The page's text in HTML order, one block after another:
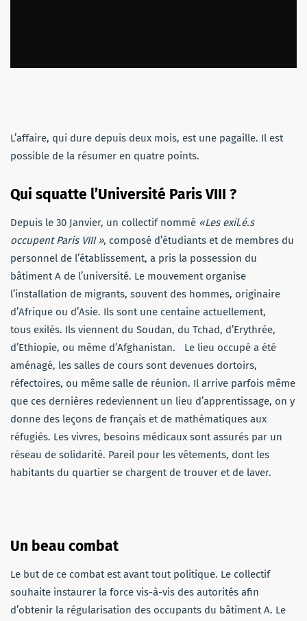
L’affaire, qui dure depuis deux mois, est une pagaille. Il est
possible de la résumer en quatre points.
Qui squatte l’Université Paris VIII ?
Depuis le 30 Janvier, un collectif nommé «Les exil.é.s
occupent Paris VIII », composé d’étudiants et de membres du
personnel de l’établissement, a pris la possession du
bâtiment A de l’université. Le mouvement organise
l’installation de migrants, souvent des hommes, originaire
d’Afrique ou d’Asie. Ils sont une centaine actuellement,
tous exilés. Ils viennent du Soudan, du Tchad, d’Erythrée,
d’Ethiopie, ou même d’Afghanistan.
Le lieu occupé a été
aménagé, les salles de cours sont devenues dortoirs,
réfectoires, ou même salle de réunion. Il arrive parfois même
que ces dernières redeviennent un lieu d’apprentissage, on y
donne des leçons de français et de mathématiques aux
réfugiés. Les vivres, besoins médicaux sont assurés par un
réseau de solidarité. Pareil pour les vêtements, dont les
habitants du quartier se chargent de trouver et de laver.
Un beau combat
Le but de ce combat est avant tout politique. Le collectif
souhaite instaurer la force vis-à-vis des autorités afin
d’obtenir la régularisation des occupants du bâtiment A. Le